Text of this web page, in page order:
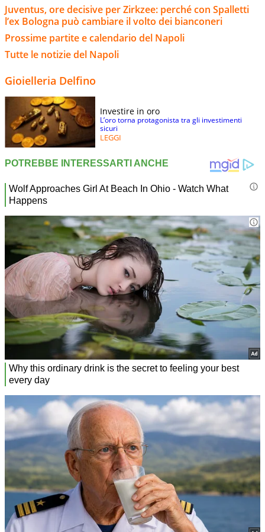
Juventus, ore decisive per Zirkzee: perché con Spalletti
l’ex Bologna può cambiare il volto dei bianconeri
Prossime partite e calendario del Napoli
Tutte le notizie del Napoli
Gioielleria Delfino
Investire in oro
L’oro torna protagonista tra gli investimenti
sicuri
LEGGI